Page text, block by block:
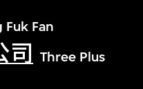
Fuk Fan
司
Three Plus